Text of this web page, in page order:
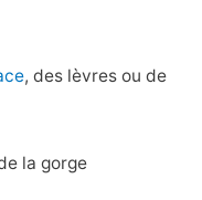
, des lèvres ou de
la gorge